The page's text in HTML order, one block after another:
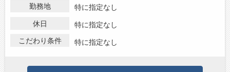
ジョブズゴーについて
お問い合わせ
198件、派遣社員の求人は1件、 アルバイト・パートの求人
ハローワークにはない求人も多数扱っており、転職だけでなく、
第二新卒から50代・60代以上の方の再就職も可能です。 新潟県
で経営･管理･マネージメントの求人・転職情報を探している方
勤務地
特に指定なし
休日
特に指定なし
こだわり条件
特に指定なし